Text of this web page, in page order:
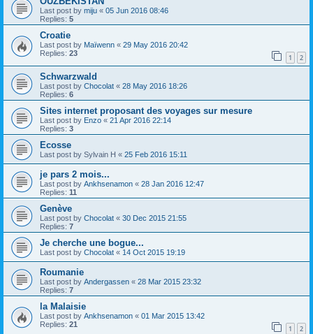
Last post by miju « 05 Jun 2016 08:46
Replies: 5
Croatie
Last post by Maïwenn « 29 May 2016 20:42
Replies: 23 1 2
Schwarzwald
Last post by Chocolat « 28 May 2016 18:26
Replies: 6
Sites internet proposant des voyages sur mesure
Last post by Enzo « 21 Apr 2016 22:14
Replies: 3
Ecosse
Last post by Sylvain H « 25 Feb 2016 15:11
je pars 2 mois...
Last post by Ankhsenamon « 28 Jan 2016 12:47
Replies: 11
Genève
Last post by Chocolat « 30 Dec 2015 21:55
Replies: 7
Je cherche une bogue...
Last post by Chocolat « 14 Oct 2015 19:19
Roumanie
Last post by Andergassen « 28 Mar 2015 23:32
Replies: 7
la Malaisie
Last post by Ankhsenamon « 01 Mar 2015 13:42
Replies: 21 1 2